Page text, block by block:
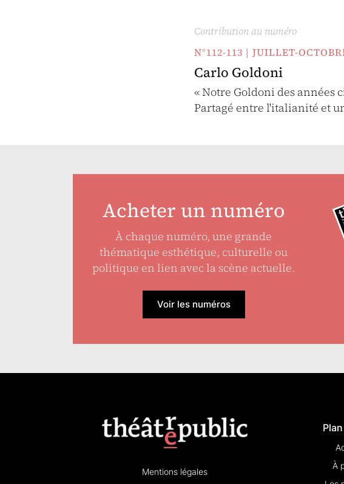
Contribution au numéro
N°112-113 | JUILLET-
Carlo Goldoni
« Notre Goldoni des
Partagé entre l'italianité et
Acheter un numéro
À chaque numéro, une grande
thématique esthétique, culturelle ou
politique en lien avec la scène actuelle.
Voir les numéros
Mentions légales
À